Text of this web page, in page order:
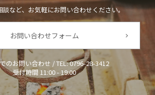
談など、お気軽にお問い合わせください。
お問い合わせフォーム
のお問い合わせ / TEL:0796-28-3412
受付時間 11:00 - 19:00